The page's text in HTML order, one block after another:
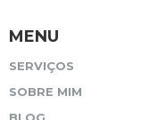
MENU
SERVIÇOS
SOBRE MIM